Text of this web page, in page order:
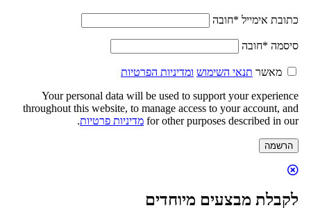
כתובת אימייל *חובה
סיסמה *חובה
מאשר תנאי השימוש ומדיניות הפרטיות
Your personal data will be used to support your experience
throughout this website, to manage access to your account, and
for other purposes described in our מדיניות פרטיות.
הרשמה
לקבלת מבצעים מיוחדים